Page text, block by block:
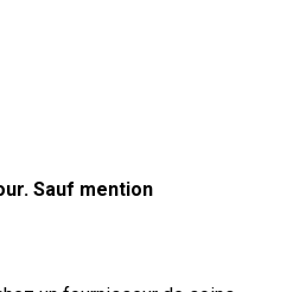
Sauf mention